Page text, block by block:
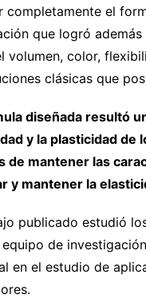
completamente el
que logró
volumen, color,
clásicas que
diseñada resultó
y la plasticidad de
de mantener las
y mantener la
publicado estudió
de
en el estudio de